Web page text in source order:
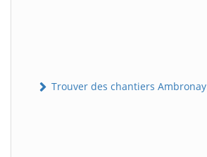
Trouver des chantiers Ambronay